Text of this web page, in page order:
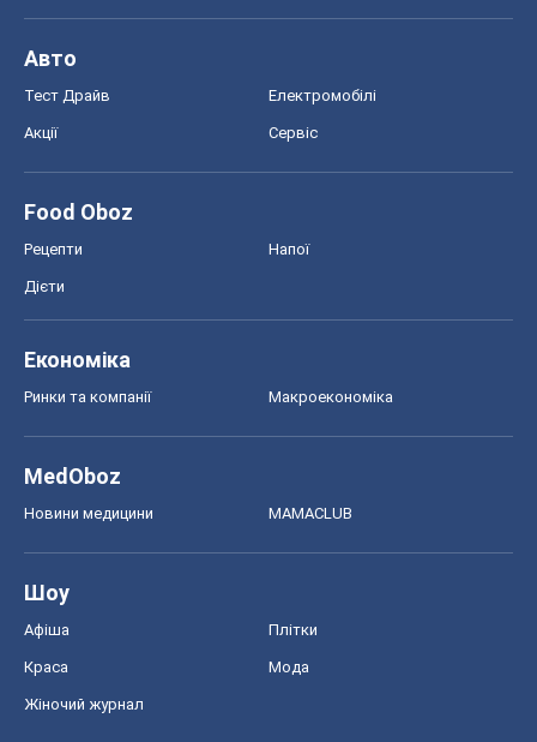
Авто
Тест Драйв Електромобілі
Акції Сервіс
Food Oboz
Рецепти Напої
Дієти
Економіка
Ринки та компанії Макроекономіка
MedOboz
Новини медицини MAMACLUB
Шоу
Афіша Плітки
Краса Мода
Жіночий журнал